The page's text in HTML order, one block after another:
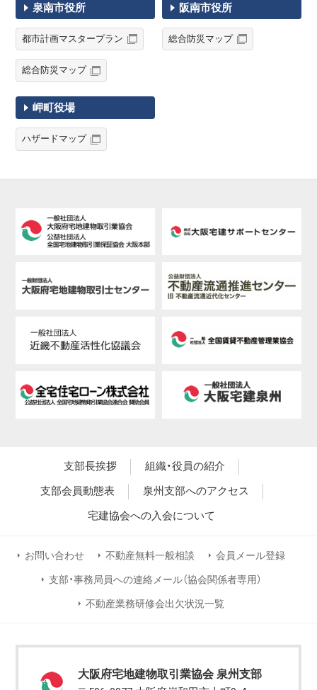
泉南市役所
都市計画マスタープラン
総合防災マップ
阪南市役所
総合防災マップ
岬町役場
ハザードマップ
支部長挨拶
組織・役員の紹介
支部会員動態表
泉州支部へのアクセス
宅建協会への入会について
お問い合わせ 不動産無料一般相談 会員メール登録
支部・事務局員への連絡メール（協会関係者専用）
不動産業務研修会出欠状況一覧
大阪府宅地建物取引業協会 泉州支部